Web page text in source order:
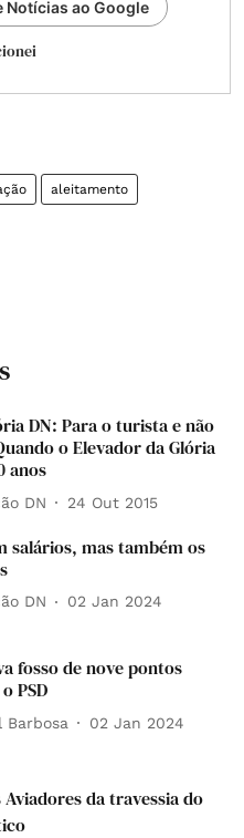
Notícias ao Google
aleitamento
DN: Para o turista e não
o Elevador da Glória
anos
DN 24 Out 2015
salários, mas também os
DN 02 Jan 2024
fosso de nove pontos
PSD
Barbosa 02 Jan 2024
Aviadores da travessia do